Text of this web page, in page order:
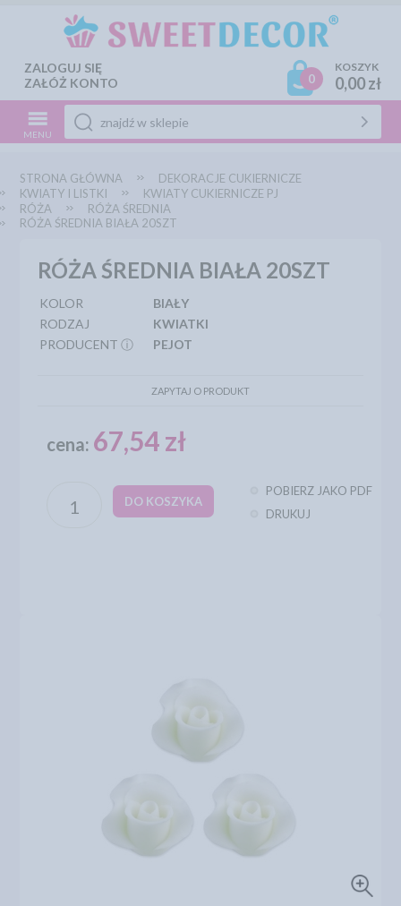
ZALOGUJ SIĘ
ZAŁÓŻ KONTO
0
KOSZYK
0,00 zł
MENU
STRONA GŁÓWNA
DEKORACJE CUKIERNICZE
KWIATY I LISTKI
KWIATY CUKIERNICZE PJ
RÓŻA
RÓŻA ŚREDNIA
RÓŻA ŚREDNIA BIAŁA 20SZT
RÓŻA ŚREDNIA BIAŁA 20SZT
KOLOR
BIAŁY
RODZAJ
KWIATKI
PRODUCENT ⓘ
PEJOT
ZAPYTAJ O PRODUKT
cena: 67,54 zł
DO KOSZYKA
POBIERZ JAKO PDF
DRUKUJ